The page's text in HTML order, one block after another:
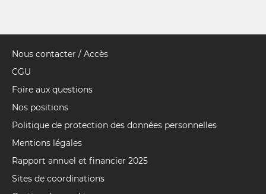
Pied
de
Nous contacter / Accès
CGU
Foire aux questions
Nos positions
Politique de protection des données personnelles
Mentions légales
Rapport annuel et financier 2025
Sites de coordinations